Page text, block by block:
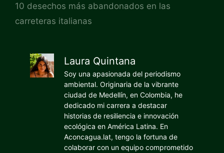
10 desechos más abandonados en las
carreteras italianas
Laura Quintana
Soy una apasionada del periodismo
ambiental. Originaria de la vibrante
ciudad de Medellín, en Colombia, he
dedicado mi carrera a destacar
historias de resiliencia e innovación
ecológica en América Latina. En
Aconcagua.lat, tengo la fortuna de
colaborar con un equipo comprometido